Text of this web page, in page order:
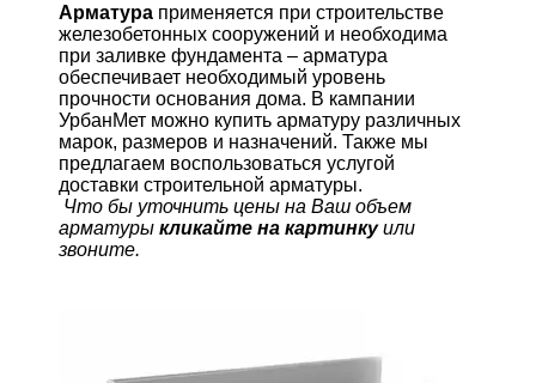
Арматура применяется при строительстве
железобетонных сооружений и необходима
при заливке фундамента – арматура
обеспечивает необходимый уровень
прочности основания дома. В кампании
УрбанМет можно купить арматуру различных
марок, размеров и назначений. Также мы
предлагаем воспользоваться услугой
доставки строительной арматуры.
Что бы уточнить цены на Ваш объем
арматуры кликайте на картинкуили
звоните.